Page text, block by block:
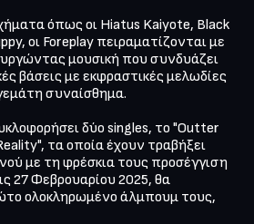
όπως οι Hiatus Kaiyote, Black
οι Foreplay πειραματίζονται με
μουσική που συνδυάζει
βάσεις με εκφραστικές μελωδίες
συναίσθημα.
δύο singles, το "Outter
τα οποία έχουν τραβήξει
με τη φρέσκια τους προσέγγιση
27 Φεβρουαρίου 2025, θα
ολοκληρωμένο άλμπουμ τους,